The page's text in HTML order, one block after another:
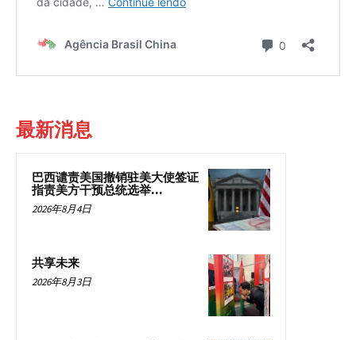
最新消息
巴西谴责美国撤销驻美大使签证
指责美方干预总统选举...
2026年8月4日
共享未来
2026年8月3日